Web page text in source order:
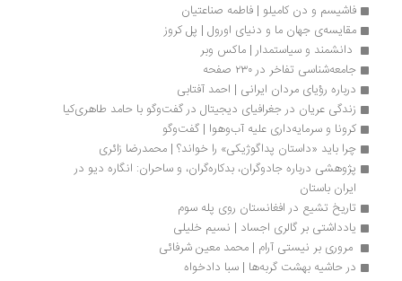
فاشیسم و دن کامیلو | فاطمه صناعتیان
مقایسه‌ی جهان ما و دنیای اورول | پل کروز
دانشمند و سیاستمدار | ماکس وبر
جامعه‌شناسی تفاخر در ٢٣٠ صفحه
درباره رؤیای مردان ایرانی | احمد آفتابی
زندگی عریان در جغرافیای دیجیتال در گفت‌وگو با حامد طاهری‌کیا
کرونا و سرمایه‌داری علیه آب‌وهوا | گفت‌وگو
چرا باید «داستان پداگوژیكی» را خواند؟ | محمدرضا زائری
ایران باستان
تاریخ تشیع در افغانستان روی پله سوم
یادداشتی بر گالری اجساد | نسیم خلیلی
مروری بر نیستی آرام | محمد معین شرفائی
در حاشیه بهشت گربه‌ها | سبا دادخواه